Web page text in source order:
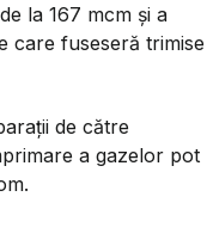
la 167 mcm și a
care fuseseră trimise
de către
a gazelor pot